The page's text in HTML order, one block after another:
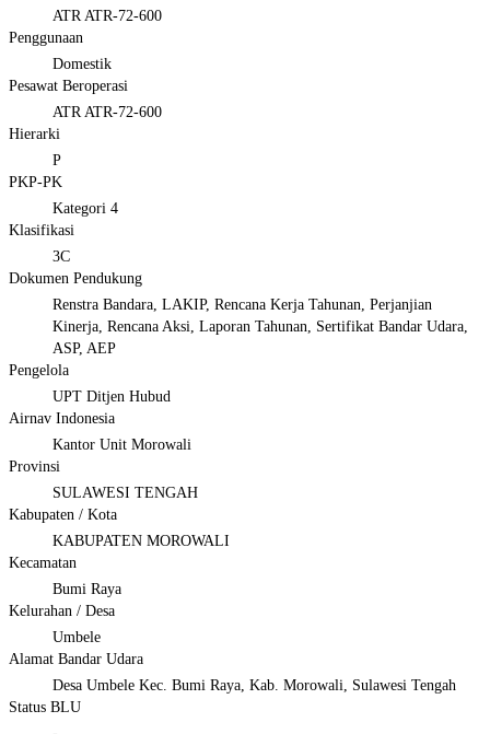
ATR ATR-72-600
Penggunaan
Domestik
Pesawat Beroperasi
ATR ATR-72-600
Hierarki
P
PKP-PK
Kategori 4
Klasifikasi
3C
Dokumen Pendukung
Renstra Bandara, LAKIP, Rencana Kerja Tahunan, Perjanjian
Kinerja, Rencana Aksi, Laporan Tahunan, Sertifikat Bandar Udara,
ASP, AEP
Pengelola
UPT Ditjen Hubud
Airnav Indonesia
Kantor Unit Morowali
Provinsi
SULAWESI TENGAH
Kabupaten / Kota
KABUPATEN MOROWALI
Kecamatan
Bumi Raya
Kelurahan / Desa
Umbele
Alamat Bandar Udara
Desa Umbele Kec. Bumi Raya, Kab. Morowali, Sulawesi Tengah
Status BLU